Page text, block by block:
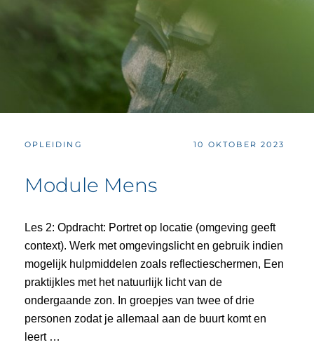
CATEGORIES:
OPLEIDING
POSTED
10 OKTOBER 2023
Module Mens
Les 2: Opdracht: Portret op locatie (omgeving geeft
context). Werk met omgevingslicht en gebruik indien
mogelijk hulpmiddelen zoals reflectieschermen, Een
praktijkles met het natuurlijk licht van de
ondergaande zon. In groepjes van twee of drie
personen zodat je allemaal aan de buurt komt en
leert …